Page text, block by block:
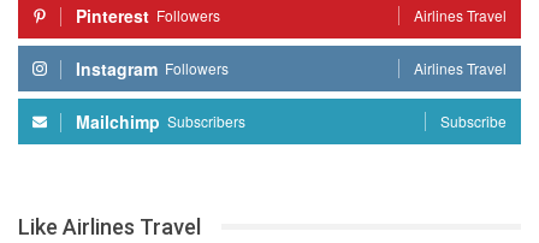
Pinterest Followers Airlines Travel
Instagram Followers Airlines Travel
Mailchimp Subscribers Subscribe
Like Airlines Travel